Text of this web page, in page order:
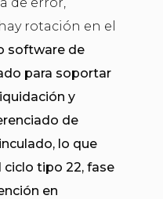
rotación en el
software de
para soportar
y
de
lo que
ciclo tipo 22, fase
en